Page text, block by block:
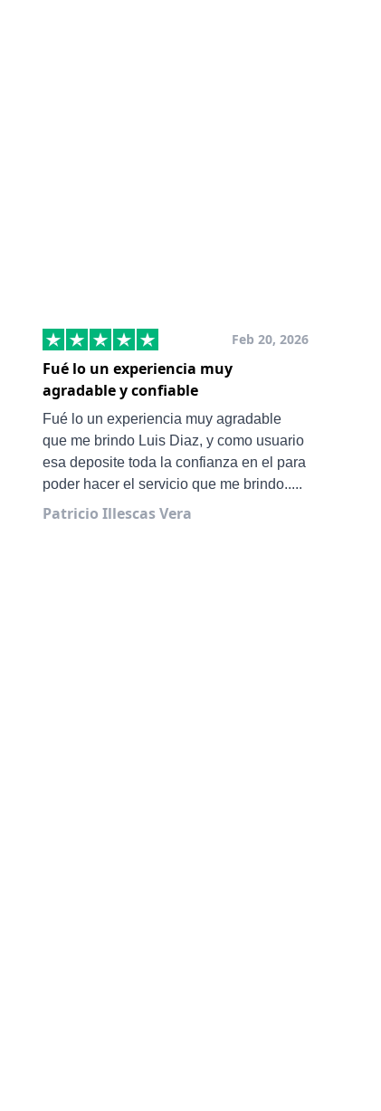
Feb 20, 2026
Fué lo un experiencia muy
agradable y confiable
Fué lo un experiencia muy agradable
que me brindo Luis Diaz, y como usuario
esa deposite toda la confianza en el para
poder hacer el servicio que me brindo.....
Patricio Illescas Vera